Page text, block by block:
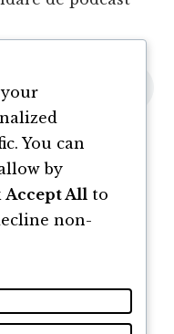
You can
by
Accept All to
non-